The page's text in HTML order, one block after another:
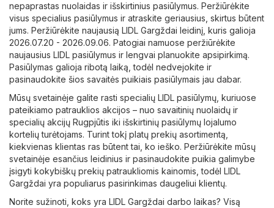
nepaprastas nuolaidas ir išskirtinius pasiūlymus. Peržiūrėkite
visus specialius pasiūlymus ir atraskite geriausius, skirtus būtent
jums. Peržiūrėkite naujausią LIDL Gargždai leidinį, kuris galioja
2026.07.20 - 2026.09.06. Patogiai namuose peržiūrėkite
naujausius LIDL pasiūlymus ir lengvai planuokite apsipirkimą.
Pasiūlymas galioja ribotą laiką, todėl nedvejokite ir
pasinaudokite šios savaitės puikiais pasiūlymais jau dabar.
Mūsų svetainėje galite rasti specialių LIDL pasiūlymų, kuriuose
pateikiamo patrauklios akcijos – nuo ​​savaitinių nuolaidų ir
specialių akcijų Rugpjūtis iki išskirtinių pasiūlymų lojalumo
kortelių turėtojams. Turint tokį platų prekių asortimentą,
kiekvienas klientas ras būtent tai, ko ieško. Peržiūrėkite mūsų
svetainėje esančius leidinius ir pasinaudokite puikia galimybe
įsigyti kokybiškų prekių patraukliomis kainomis, todėl LIDL
Gargždai yra populiarus pasirinkimas daugeliui klientų.
Norite sužinoti, koks yra LIDL Gargždai darbo laikas? Visą